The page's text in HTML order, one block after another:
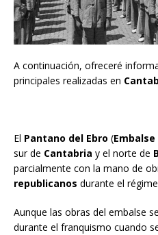
A continuación, ofreceré
principales realizadas en
El Pantano del Ebro (Embalse
sur de Cantabria y el norte de
parcialmente con la mano de
republicanos durante el
Aunque las obras del embalse
durante el franquismo cuando